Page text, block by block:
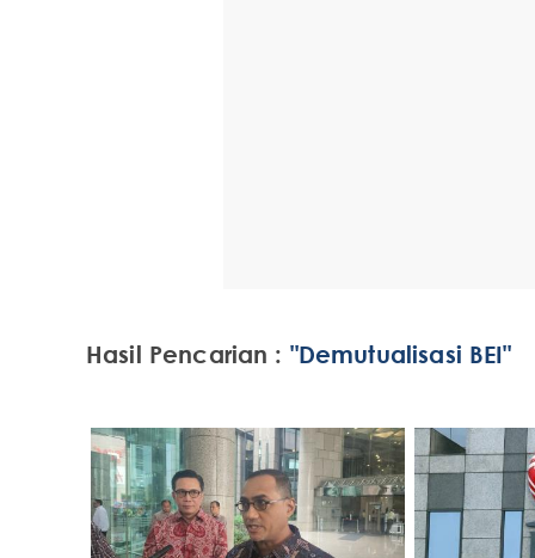
Hasil Pencarian : "Demutualisasi BEI"